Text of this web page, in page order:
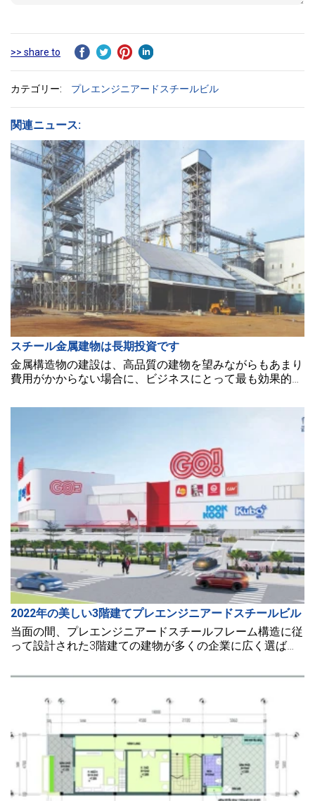
>> share to
カテゴリー: プレエンジニアードスチールビル
関連ニュース:
スチール金属建物は長期投資です
金属構造物の建設は、高品質の建物を望みながらもあまり
費用がかからない場合に、ビジネスにとって最も効果的な
2022年の美しい3階建てプレエンジニアードスチールビル
当面の間、プレエンジニアードスチールフレーム構造に従
って設計された3階建ての建物が多くの企業に広く選ばれ
デルを参照する必要がある場合は、以下の記事をチェック